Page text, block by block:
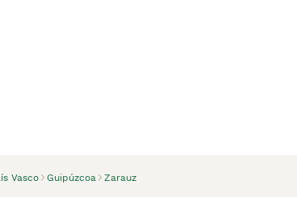
Vasco Guipúzcoa Zarauz